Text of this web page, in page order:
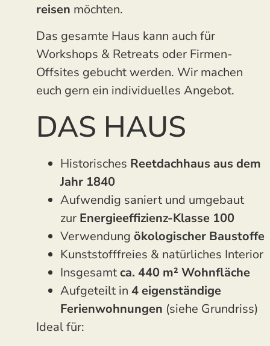
reisen möchten.
Das gesamte Haus kann auch für
Workshops & Retreats oder Firmen-
Offsites gebucht werden. Wir machen
euch gern ein individuelles Angebot.
DAS HAUS
Historisches Reetdachhaus aus dem
Jahr 1840
Aufwendig saniert und umgebaut
zur Energieeffizienz-Klasse 100
Verwendung ökologischer Baustoffe
Kunststofffreies & natürliches Interior
Insgesamtca. 440 m² Wohnfläche
Aufgeteilt in 4 eigenständige
Ferienwohnungen (siehe Grundriss)
Ideal für: